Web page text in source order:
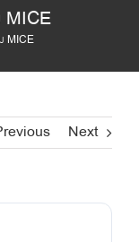
MICE
MICE
Next